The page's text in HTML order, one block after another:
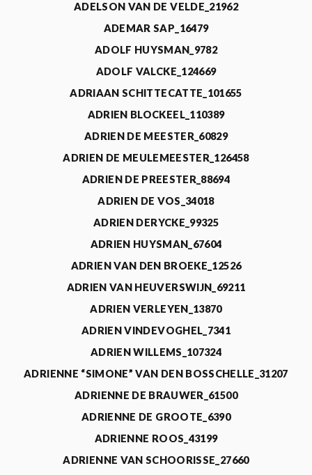
ADELSON VAN DE VELDE_21962
ADEMAR SAP_16479
ADOLF HUYSMAN_9782
ADOLF VALCKE_124669
ADRIAAN SCHITTECATTE_101655
ADRIEN BLOCKEEL_110389
ADRIEN DE MEESTER_60829
ADRIEN DE MEULEMEESTER_126458
ADRIEN DE PREESTER_88694
ADRIEN DE VOS_34018
ADRIEN DERYCKE_99325
ADRIEN HUYSMAN_67604
ADRIEN VAN DEN BROEKE_12526
ADRIEN VAN HEUVERSWIJN_69211
ADRIEN VERLEYEN_13870
ADRIEN VINDEVOGHEL_7341
ADRIEN WILLEMS_107324
ADRIENNE “SIMONE” VAN DEN BOSSCHELLE_31207
ADRIENNE DE BRAUWER_61500
ADRIENNE DE GROOTE_6390
ADRIENNE ROOS_43199
ADRIENNE VAN SCHOORISSE_27660